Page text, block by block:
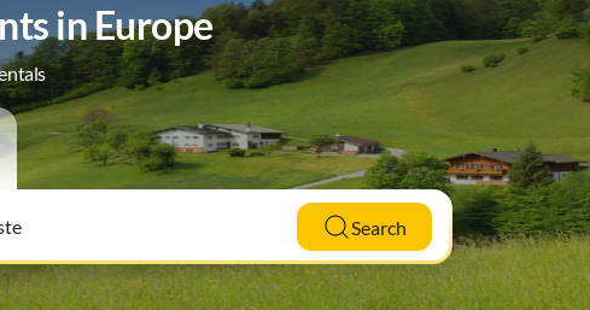
in Europe
Search